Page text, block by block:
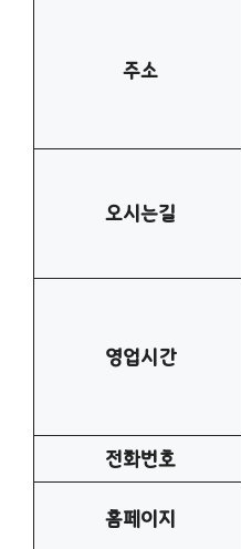
주소
오시는길
영업시간
전화번호
홈페이지